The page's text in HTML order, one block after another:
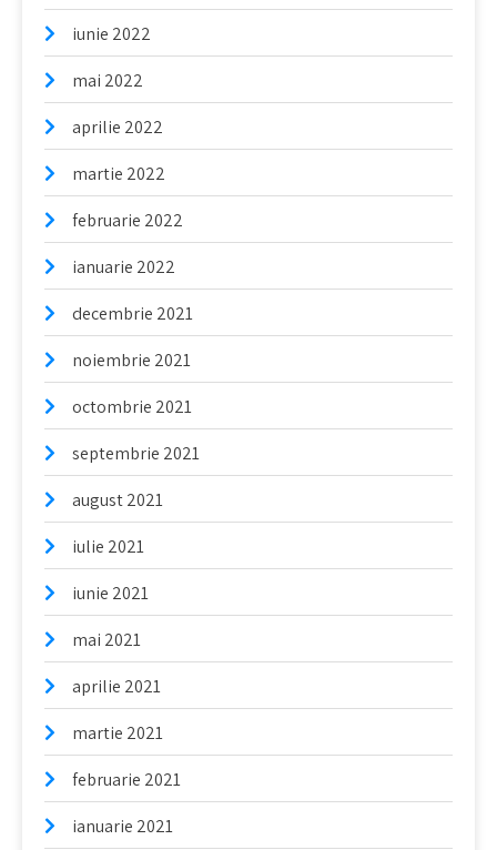
iunie 2022
mai 2022
aprilie 2022
martie 2022
februarie 2022
ianuarie 2022
decembrie 2021
noiembrie 2021
octombrie 2021
septembrie 2021
august 2021
iulie 2021
iunie 2021
mai 2021
aprilie 2021
martie 2021
februarie 2021
ianuarie 2021